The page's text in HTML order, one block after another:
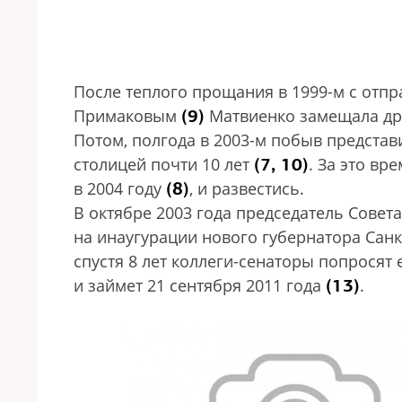
После теплого прощания в 1999-м с
Примаковым (9) Матвиенко замещала
Потом, полгода в 2003-м побыв
столицей почти 10 лет (7, 10). За это
в 2004 году (8), и развестись.
В октябре 2003 года председатель
на инаугурации нового губернатора
спустя 8 лет коллеги-сенаторы
и займет 21 сентября 2011 года (13).